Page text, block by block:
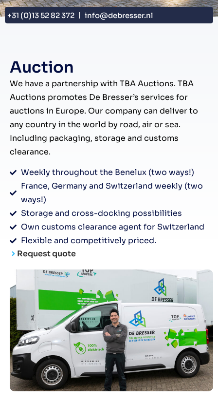
+31 (0)13 52 82 372 info@debresser.nl
Auction
We have a partnership with TBA Auctions. TBA
Auctions promotes De Bresser’s services for
auctions in Europe. Our company can deliver to
any country in the world by road, air or sea.
Including packaging, storage and customs
clearance.
Weekly throughout the Benelux (two ways!)
France, Germany and Switzerland weekly (two
ways!)
Storage and cross-docking possibilities
Own customs clearance agent for Switzerland
Flexible and competitively priced.
Request quote